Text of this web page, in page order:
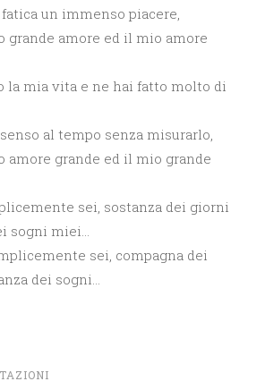
un immenso piacere,
grande amore ed il mio amore
la mia vita e ne hai fatto molto di
al tempo senza misurarlo,
amore grande ed il mio grande
sei, sostanza dei giorni
sogni miei…
sei, compagna dei
dei sogni…